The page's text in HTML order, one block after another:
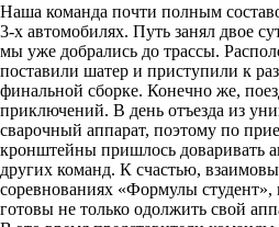
Наша команда почти полным
3-х автомобилях. Путь занял двое
мы уже добрались до трассы.
поставили шатер и приступили к
финальной сборке. Конечно же,
приключений. В день отъезда из
сварочный аппарат, поэтому по
кронштейны пришлось доваривать
других команд. К счастью,
соревнованиях «Формулы
готовы не только одолжить свой